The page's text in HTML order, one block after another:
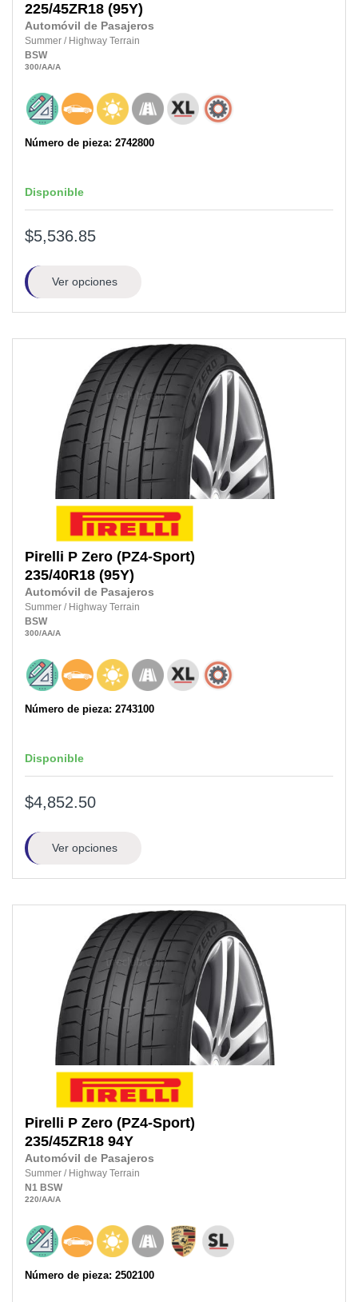
225/45ZR18 (95Y)
Automóvil de Pasajeros
Summer / Highway Terrain
BSW
300/AA/A
Número de pieza: 2742800
Disponible
$5,536.85
Ver opciones
Pirelli P Zero (PZ4-Sport)
235/40R18 (95Y)
Automóvil de Pasajeros
Summer / Highway Terrain
BSW
300/AA/A
Número de pieza: 2743100
Disponible
$4,852.50
Ver opciones
Pirelli P Zero (PZ4-Sport)
235/45ZR18 94Y
Automóvil de Pasajeros
Summer / Highway Terrain
N1 BSW
220/AA/A
Número de pieza: 2502100